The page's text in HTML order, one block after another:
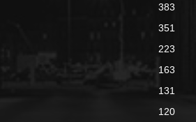
383
351
223
163
131
120